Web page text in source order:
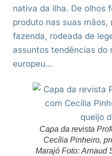
nativa da ilha. De olhos
produto nas suas mãos,
fazenda, rodeada de
assuntos tendências do
europeu…
Capa da revista
Cecília Pinheiro,
Marajó Foto: Arnaud